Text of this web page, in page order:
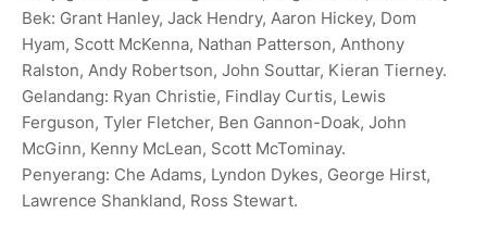
Bek: Grant Hanley, Jack Hendry, Aaron Hickey, Dom
Hyam, Scott McKenna, Nathan Patterson, Anthony
Ralston, Andy Robertson, John Souttar, Kieran Tierney.
Gelandang: Ryan Christie, Findlay Curtis, Lewis
Ferguson, Tyler Fletcher, Ben Gannon-Doak, John
McGinn, Kenny McLean, Scott McTominay.
Penyerang: Che Adams, Lyndon Dykes, George Hirst,
Lawrence Shankland, Ross Stewart.